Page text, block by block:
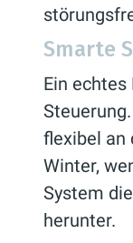
Smarte
Ein
flexibel an
Winter,
System
herunter.